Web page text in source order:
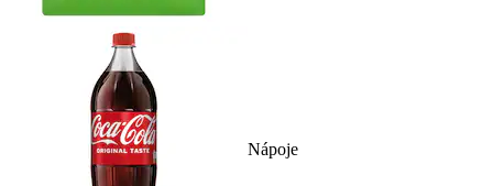
Nápoje